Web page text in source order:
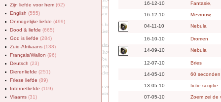
16-12-10 Fantasie,
16-12-10 Mevrouw,
04-11-10 Nebula
16-10-10 Dromen
14-09-10 Nebula
12-07-10 Bries
14-05-10 60
13-05-10 fictie scriptie
07-05-10 Zoem zei de
Zijn liefde voor hem (62)
English (555)
Onmogelijke liefde (499)
Dood & liefde (665)
God is liefde (284)
Zuid-Afrikaans (138)
Français/Wallon (96)
Deutsch (23)
Dierenliefde (251)
Friese liefde (89)
Internetliefde (119)
Vlaams (31)